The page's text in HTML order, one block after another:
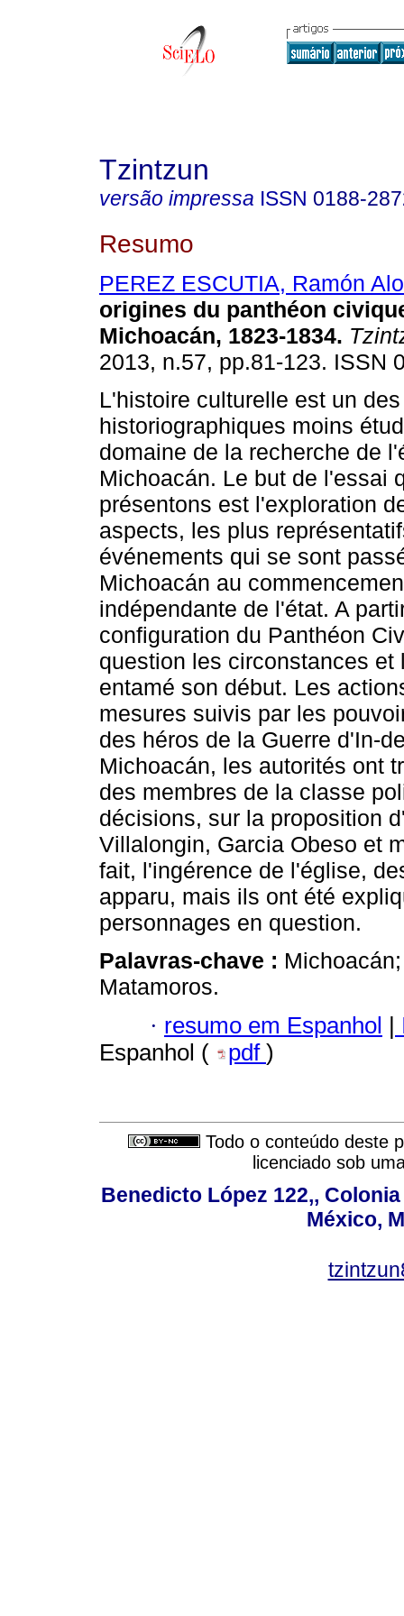
Tzintzun
versão impressa ISSN 0188-
Resumo
PEREZ ESCUTIA, Ramón
origines du panthéon
Michoacán, 1823-1834.
2013, n.57, pp.81-123. ISSN
L'histoire culturelle est un
historiographiques moins
domaine de la recherche de
Michoacán. Le but de l'essai
présentons est l'exploration
aspects, les plus
événements qui se sont
Michoacán au
indépendante de l'état. A
configuration du Panthéon
question les circonstances
entamé son début. Les
mesures suivis par les
des héros de la Guerre d'In-
Michoacán, les autorités ont
des membres de la classe
décisions, sur la proposition
Villalongin, Garcia Obeso et
fait, l'ingérence de l'église,
apparu, mais ils ont été
personnages en question.
Palavras-chave :
Matamoros.
· resumo em Espanhol |
Espanhol (
pdf )
Todo o conteúdo deste
licenciado sob
Benedicto López 122,, Colonia
México,